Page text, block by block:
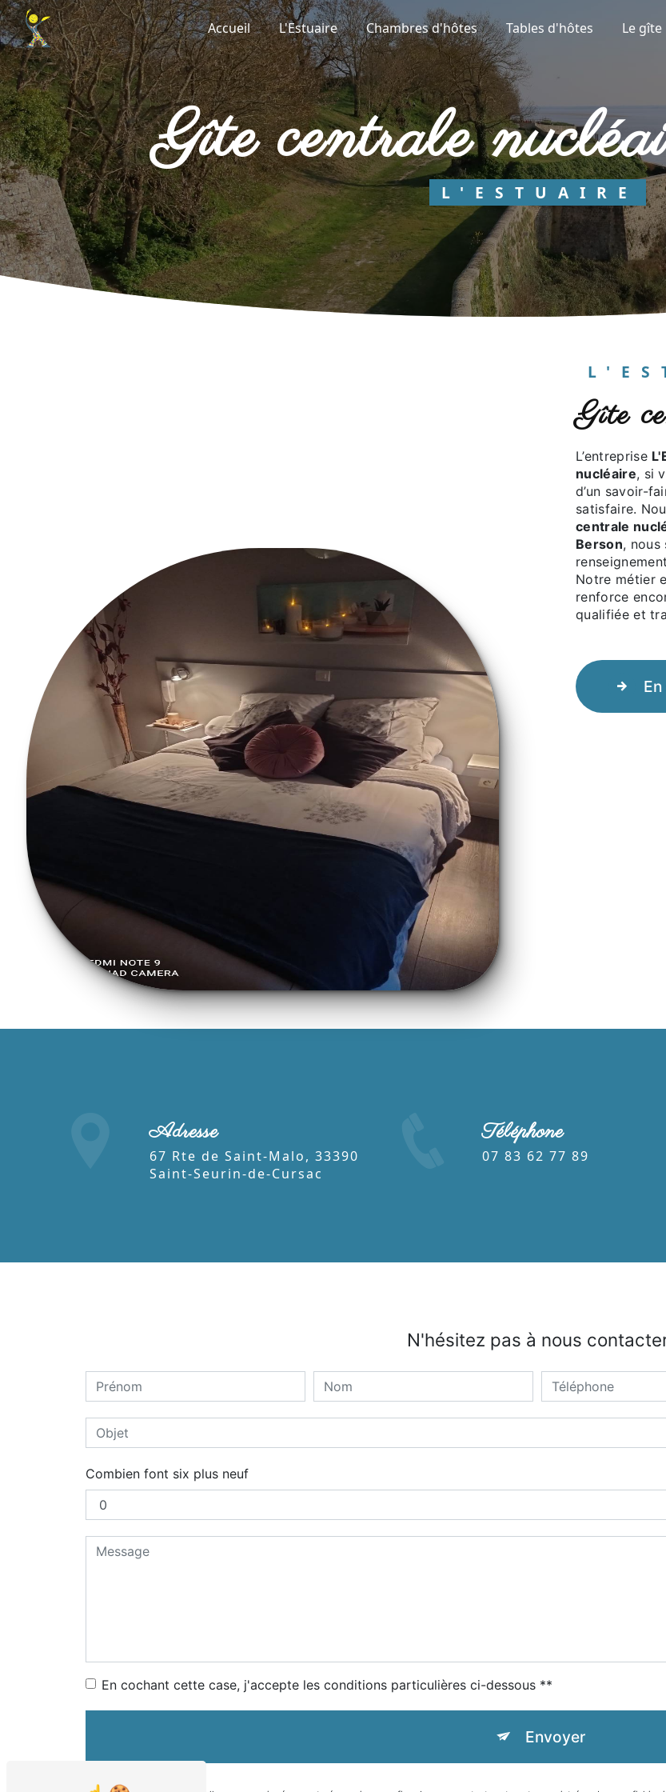
Accueil L'Estuaire Chambres d'hôtes Tables d'hôtes Le gîte
gîte centrale
L'ESTUAIRE
gîte
L’entreprise
nucléaire, si
d’un savoir-
satisfaire.
centrale
Berson, nous
Notre métier
renforce
qualifiée et
Adresse
67 Rte de Saint-Malo, 33390
Saint-Seurin-de-Cursac
Téléphone
07 83 62 77 89
N'hésitez pas à nous
Combien font six plus neuf
En cochant cette case, j'accepte les conditions particulières ci-dessous **
Envoyer
Panneau de gestion des cookies